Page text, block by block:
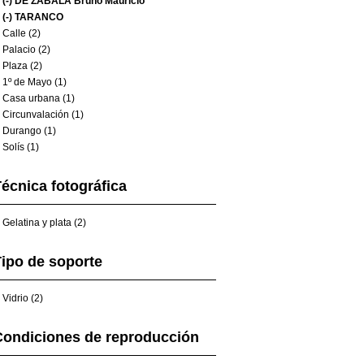
(-) TARANCO
Calle (2)
Palacio (2)
Plaza (2)
1º de Mayo (1)
Casa urbana (1)
Circunvalación (1)
Durango (1)
Solís (1)
fotográfica
Gelatina y plata (2)
de soporte
Vidrio (2)
de reproducción